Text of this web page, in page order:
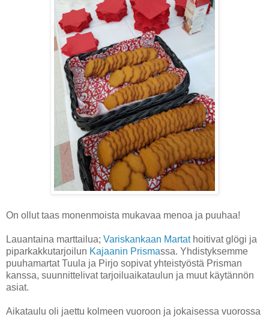
On ollut taas monenmoista mukavaa menoa ja puuhaa!
Lauantaina marttailua; Variskankaan Martathoitivat glögi ja
piparkakkutarjoilun Kajaanin Prismassa. Yhdistyksemme
puuhamartat Tuula ja Pirjo sopivat yhteistyöstä Prisman
kanssa, suunnittelivat tarjoiluaikataulun ja muut käytännön
asiat.
Aikataulu oli jaettu kolmeen vuoroon ja jokaisessa vuorossa